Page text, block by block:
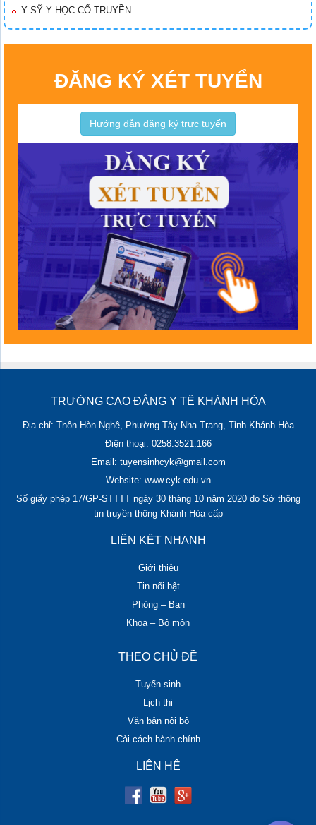
Y SỸ Y HỌC CỔ TRUYỀN
ĐĂNG KÝ XÉT TUYỂN
Hướng dẫn đăng ký trực tuyến
TRƯỜNG CAO ĐẲNG Y TẾ KHÁNH HÒA
Địa chỉ: Thôn Hòn Nghê, Phường Tây Nha Trang, Tỉnh Khánh Hòa
Điện thoại: 0258.3521.166
Email: tuyensinhcyk@gmail.com
Website: www.cyk.edu.vn
Số giấy phép 17/GP-STTTT ngày 30 tháng 10 năm 2020 do Sở thông
tin truyền thông Khánh Hòa cấp
LIÊN KẾT NHANH
Giới thiệu
Tin nổi bật
Phòng – Ban
Khoa – Bộ môn
THEO CHỦ ĐỀ
Tuyển sinh
Lịch thi
Văn bản nội bộ
Cải cách hành chính
LIÊN HỆ